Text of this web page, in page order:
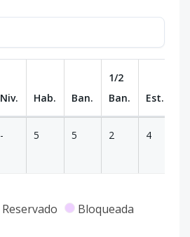
Niv. Hab. Ban.
1/2
Ban.
Est.
- 5 5 2 4
Reservado Bloqueada